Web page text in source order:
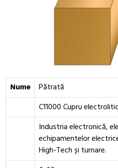
Nume
Pătrată
C11000 Cupru
Industria electronică,
echipamentelor
High-Tech și turnare.